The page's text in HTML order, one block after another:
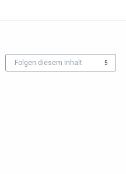
Folgen diesem Inhalt 5